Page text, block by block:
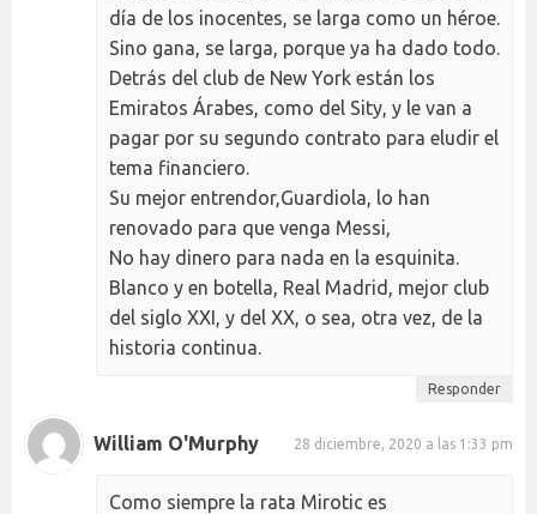
día de los inocentes, se larga como un héroe.
Sino gana, se larga, porque ya ha dado todo.
Detrás del club de New York están los
Emiratos Árabes, como del Sity, y le van a
pagar por su segundo contrato para eludir el
tema financiero.
Su mejor entrendor,Guardiola, lo han
renovado para que venga Messi,
No hay dinero para nada en la esquinita.
Blanco y en botella, Real Madrid, mejor club
del siglo XXI, y del XX, o sea, otra vez, de la
historia continua.
Responder
William O'Murphy 28 diciembre, 2020 a las 1:33 pm
Como siempre la rata Mirotic es